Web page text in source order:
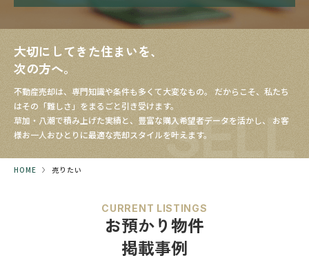
SELL
大切にしてきた住まいを、
次の方へ。
不動産売却は、専門知識や条件も多くて大変なもの。
だからこそ、私たち
はその「難しさ」をまるごと引き受けます。
草加・八潮で積み上げた実績と、豊富な購入希望者データを活かし、お客
様お一人おひとりに最適な売却スタイルを叶えます。
HOME 売りたい
CURRENT LISTINGS
お預かり物件
掲載事例